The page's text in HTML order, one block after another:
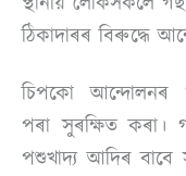
ঠিকাদাৰৰ বিৰুদ্ধে
চিপকো
পৰা সুৰক্ষিত কৰা।
পশুখাদ্য আদিৰ বাবে